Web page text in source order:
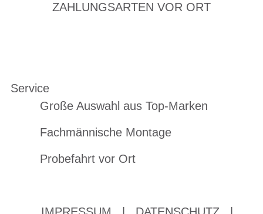
ZAHLUNGSARTEN VOR ORT
Service
Große Auswahl aus Top-Marken
Fachmännische Montage
Probefahrt vor Ort